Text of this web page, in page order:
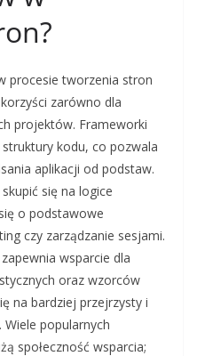
procesie tworzenia stron
zarówno dla
projektów. Frameworki
kodu, co pozwala
aplikacji od podstaw.
się na logice
o podstawowe
czy zarządzanie sesjami.
wsparcie dla
oraz wzorców
na bardziej przejrzysty i
popularnych
społeczność wsparcia;